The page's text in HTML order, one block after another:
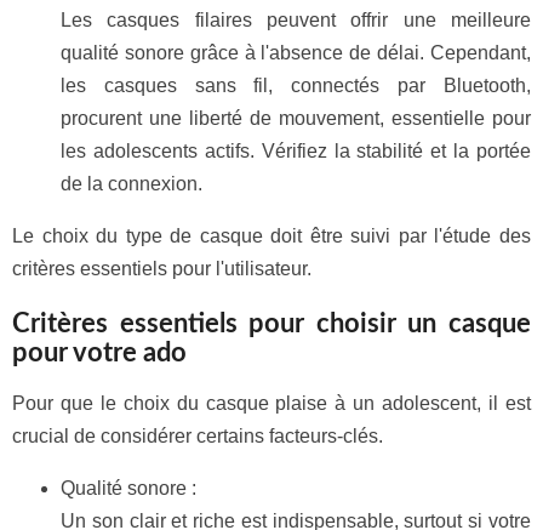
Les casques filaires peuvent offrir une meilleure
qualité sonore grâce à l'absence de délai. Cependant,
les casques sans fil, connectés par Bluetooth,
procurent une liberté de mouvement, essentielle pour
les adolescents actifs. Vérifiez la stabilité et la portée
de la connexion.
Le choix du type de casque doit être suivi par l'étude des
critères essentiels pour l'utilisateur.
Critères essentiels pour choisir un casque
pour votre ado
Pour que le choix du casque plaise à un adolescent, il est
crucial de considérer certains facteurs-clés.
Qualité sonore :
Un son clair et riche est indispensable, surtout si votre